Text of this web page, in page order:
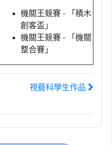
機關王競賽 - 「積木
創客盃」
機關王競賽 - 「機關
整合賽」
視藝科學生作品